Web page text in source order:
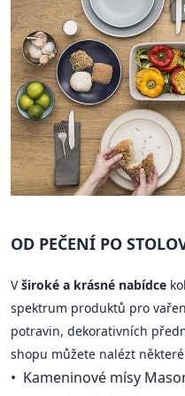
OD PEČENÍ PO
Vširoké a krásné nabídce
spektrum produktů pro
potravin, dekorativních
shopu můžete nalézt
Kameninové mísy